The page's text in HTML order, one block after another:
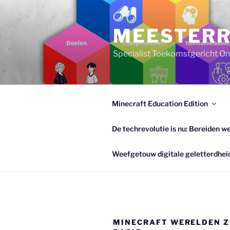
Specialist Toekomstgericht
Minecraft Education Edition
De techrevolutie is nu: Bereiden
Weefgetouw digitale
MINECRAFT WERELDEN